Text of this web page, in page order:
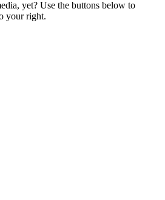
yet? Use the buttons below to
your right.